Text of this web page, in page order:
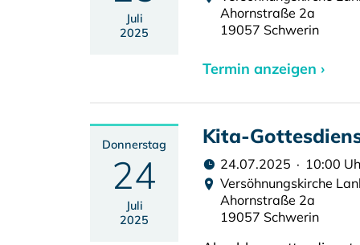
Juli
2025
Ahornstraße 2a
19057 Schwerin
Termin anzeigen ›
Donnerstag
24
Juli
2025
Kita-
24.07.2025 · 10:00
Versöhnungskirche
Ahornstraße 2a
19057 Schwerin